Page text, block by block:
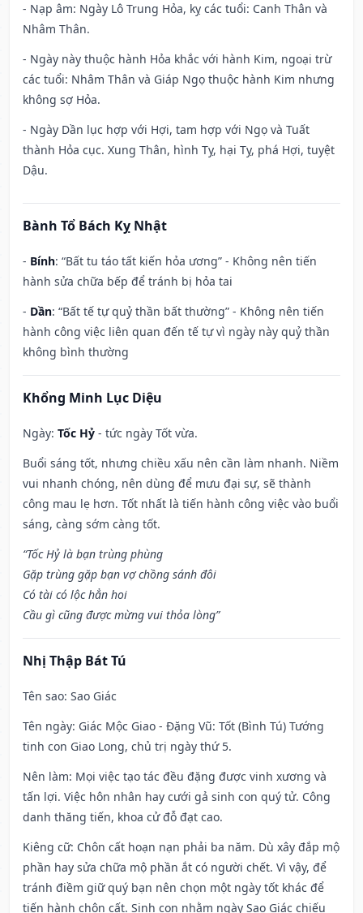
- Nạp âm: Ngày Lô Trung Hỏa, kỵ các tuổi: Canh Thân và
Nhâm Thân.
- Ngày này thuộc hành Hỏa khắc với hành Kim, ngoại trừ
các tuổi: Nhâm Thân và Giáp Ngọ thuộc hành Kim nhưng
không sợ Hỏa.
- Ngày Dần lục hợp với Hợi, tam hợp với Ngọ và Tuất
thành Hỏa cục. Xung Thân, hình Tỵ, hại Tỵ, phá Hợi, tuyệt
Dậu.
Bành Tổ Bách Kỵ Nhật
- Bính: “Bất tu táo tất kiến hỏa ương” - Không nên tiến
hành sửa chữa bếp để tránh bị hỏa tai
- Dần: “Bất tế tự quỷ thần bất thường” - Không nên tiến
hành công việc liên quan đến tế tự vì ngày này quỷ thần
không bình thường
Khổng Minh Lục Diệu
Ngày: Tốc Hỷ - tức ngày Tốt vừa.
Buổi sáng tốt, nhưng chiều xấu nên cần làm nhanh. Niềm
vui nhanh chóng, nên dùng để mưu đại sự, sẽ thành
công mau lẹ hơn. Tốt nhất là tiến hành công việc vào buổi
sáng, càng sớm càng tốt.
“Tốc Hỷ là bạn trùng phùng
Gặp trùng gặp bạn vợ chồng sánh đôi
Có tài có lộc hẳn hoi
Cầu gì cũng được mừng vui thỏa lòng”
Nhị Thập Bát Tú
Tên sao: Sao Giác
Tên ngày: Giác Mộc Giao - Đặng Vũ: Tốt (Bình Tú) Tướng
tinh con Giao Long, chủ trị ngày thứ 5.
Nên làm: Mọi việc tạo tác đều đặng được vinh xương và
tấn lợi. Việc hôn nhân hay cưới gả sinh con quý tử. Công
danh thăng tiến, khoa cử đỗ đạt cao.
Kiêng cữ: Chôn cất hoạn nạn phải ba năm. Dù xây đắp mộ
phần hay sửa chữa mộ phần ắt có người chết. Vì vậy, để
tránh điềm giữ quý bạn nên chọn một ngày tốt khác để
tiến hành chôn cất. Sinh con nhằm ngày Sao Giác chiếu